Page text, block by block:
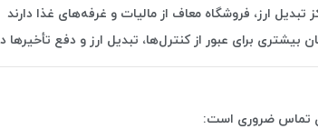
تبدیل ارز، فروشگاه معاف از مالیات و غرفه‌های غذا دارند
برای عبور از کنترل‌ها، تبدیل ارز و دفع تأخیرها
تماس ضروری است: